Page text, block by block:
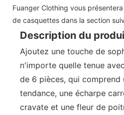
Fuanger Clothing vous
de casquettes dans la section
Description du
Ajoutez une touche de
n'importe quelle tenue
de 6 pièces, qui comprend
tendance, une écharpe
cravate et une fleur de